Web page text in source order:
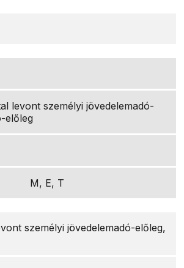
levont személyi jövedelemadó-
előleg
M, E, T
személyi jövedelemadó-előleg,